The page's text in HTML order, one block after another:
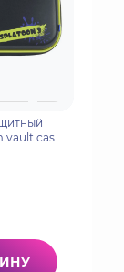
vault case
(NSW-